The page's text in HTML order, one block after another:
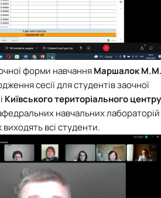
форми навчанняМаршалок
сесії для студентів заочної
Київського територіального центру
навчальних лабораторій
всі студенти.